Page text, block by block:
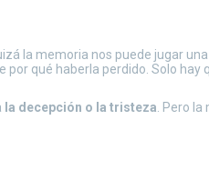
la memoria nos puede jugar
por qué haberla perdido. Solo
la decepción o la tristeza . Pero